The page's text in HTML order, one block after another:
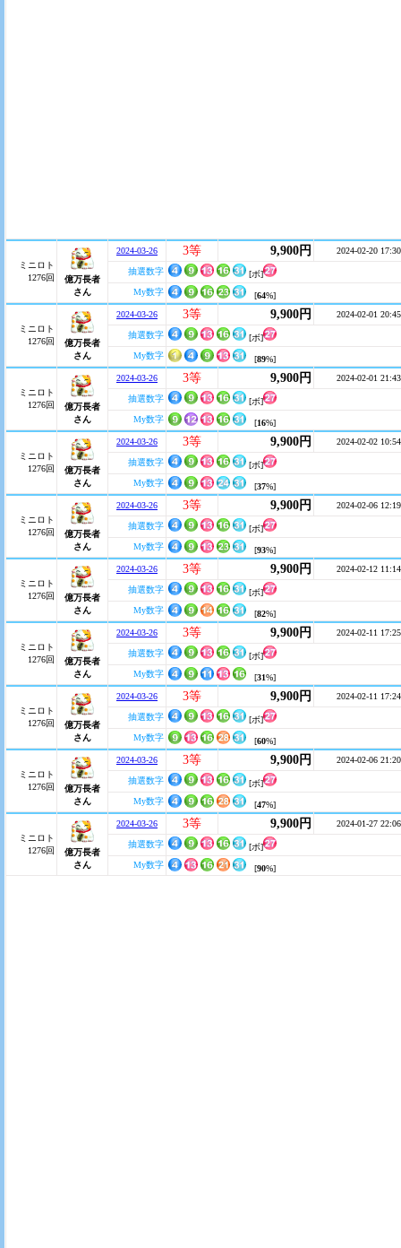
ミニロト
1276回
億万長者
さん
2024-03-26 3等 9,900円 2024-02-20 17:30
抽選数字
[ボ]
My数字
[64%]
ミニロト
1276回
億万長者
さん
2024-03-26 3等 9,900円 2024-02-01 20:45
抽選数字
[ボ]
My数字
[89%]
ミニロト
1276回
億万長者
さん
2024-03-26 3等 9,900円 2024-02-01 21:43
抽選数字
[ボ]
My数字
[16%]
ミニロト
1276回
億万長者
さん
2024-03-26 3等 9,900円 2024-02-02 10:54
抽選数字
[ボ]
My数字
[37%]
ミニロト
1276回
億万長者
さん
2024-03-26 3等 9,900円 2024-02-06 12:19
抽選数字
[ボ]
My数字
[93%]
ミニロト
1276回
億万長者
さん
2024-03-26 3等 9,900円 2024-02-12 11:14
抽選数字
[ボ]
My数字
[82%]
ミニロト
1276回
億万長者
さん
2024-03-26 3等 9,900円 2024-02-11 17:25
抽選数字
[ボ]
My数字
[31%]
ミニロト
1276回
億万長者
さん
2024-03-26 3等 9,900円 2024-02-11 17:24
抽選数字
[ボ]
My数字
[60%]
ミニロト
1276回
億万長者
さん
2024-03-26 3等 9,900円 2024-02-06 21:20
抽選数字
[ボ]
My数字
[47%]
ミニロト
1276回
億万長者
さん
2024-03-26 3等 9,900円 2024-01-27 22:06
抽選数字
[ボ]
My数字
[90%]